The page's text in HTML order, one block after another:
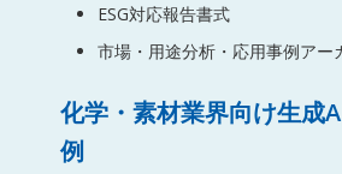
ESG対応報告書式
市場・用途分析・応用事例アー
化学・素材業界向け生成
例